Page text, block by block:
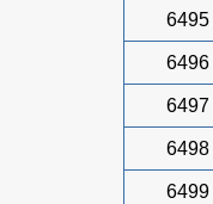
6495
6496
6497
6498
6499